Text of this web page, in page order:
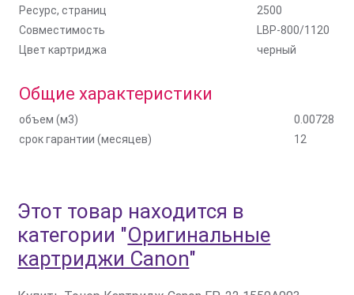
Ресурс, страниц
2500
Совместимость
LBP-800/1120
Цвет картриджа
черный
Общие характеристики
объем (м3)
0.00728
срок гарантии (месяцев)
12
Этот товар находится в
категории "Оригинальные
картриджи Canon"